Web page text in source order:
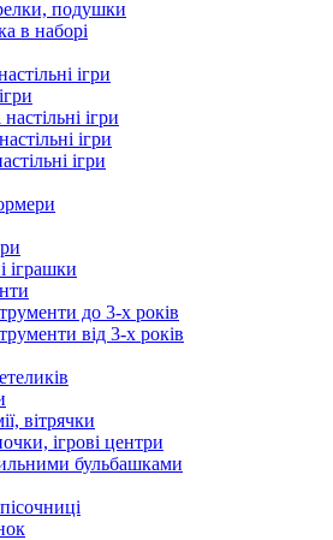
подушки
в наборі
ігри
ігри
ігри
ігри
іграшки
до 3-х років
від 3-х років
вітрячки
ігрові центри
бульбашками